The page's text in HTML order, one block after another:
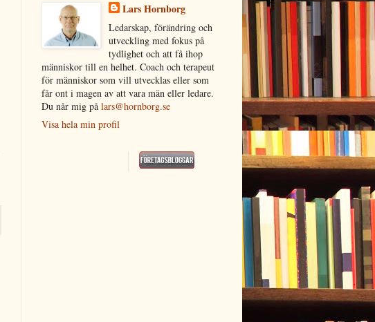
Lars Hornborg
Ledarskap, förändring och
utveckling med fokus på
tydlighet och att få ihop
människor till en helhet. Coach och terapeut
för människor som vill utvecklas eller som
får ont i magen av att vara män eller ledare.
Du når mig på lars@hornborg.se
Visa hela min profil